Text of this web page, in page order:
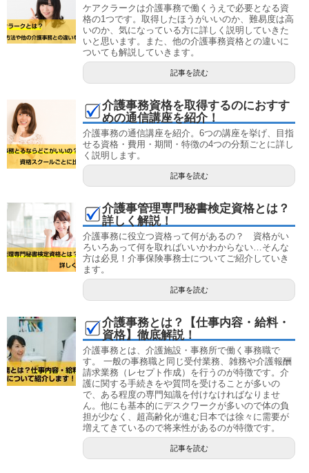
ケアクラークは介護事務で働くうえで必要となる資
格の1つです。取得したほうがいいのか、難易度は高
いのか、気になっている方に詳しく説明していきた
いと思います。また、他の介護事務資格との違いに
ついても解説していきます。
記事を読む
介護事務資格を取得するのにおすす
めの通信講座を紹介！
介護事務の通信講座を紹介。6つの講座を挙げ、目指
せる資格・費用・期間・特徴の4つの分類ごとに詳し
く説明します。
記事を読む
介護事管理専門秘書検定資格とは？
詳しく解説！
介護事務に役立つ資格って何があるの？ 資格がい
ろいろあって何を取ればいいかわからない…そんな
方は必見！介事保険事務士についてご紹介していき
ます。
記事を読む
介護事務とは？【仕事内容・給料・
資格】徹底解説！
介護事務とは、介護施設・事務所で働く事務職で
す。 一般の事務職と同じ受付業務、雑務や介護報酬
請求業務（レセプト作成）を行うのが特徴です。介
護に関する手続きをや質問を受けることが多いの
で、ある程度の専門知識を付けなければなりませ
ん。他にも基本的にデスクワークが多いので体の負
担が少なく、超高齢化が進む日本では徐々に需要が
増えてきているので将来性があるのが特徴です。
記事を読む